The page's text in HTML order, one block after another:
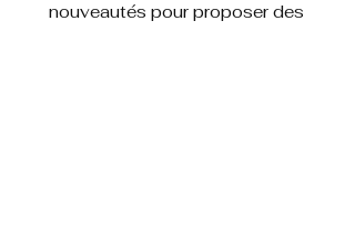
nouveautés pour proposer des